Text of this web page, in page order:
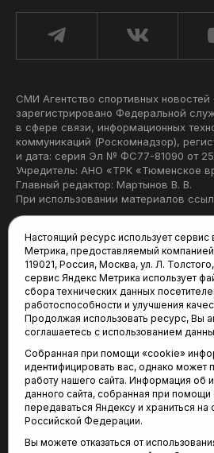
СМИ Агентство спортивных
зарегистрировано Федеральной
в сфере связи, информационных
коммуникаций (Роскомнадзор),
и дата: серия Эл № ФС77-81090 от 25
Учредитель: АНО «ТРК «Тюменское
Главный редактор: Мартынов В. В.
При использовании материалов
Редакция:
625035, Тюмень, пр.
(3452) 68-22-28
tum-arena@mail.ru
Отдел продаж:
(3452) 68-89-78
kotovaev@sibinformburo.ru
Настоящий ресурс использует сервис
Метрика, предоставляемый
119021, Россия, Москва, ул. Л.
сервис Яндекс Метрика использует
сбора технических данных
работоспособности и улучшения
Продолжая использовать ресурс, Вы
соглашаетесь с использованием
Собранная при помощи «cookie»
идентифицировать вас, однако может
работу нашего сайта. Информация об
данного сайта, собранная при
передаваться Яндексу и храниться
Российской Федерации.
Вы можете отказаться от